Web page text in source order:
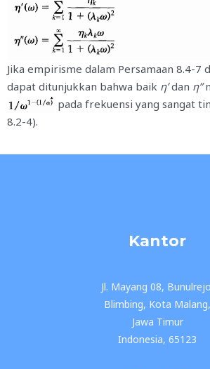
Jika empirisme dalam Persamaan 8.4-7
dapat ditunjukkan bahwa baik η’dan η”
pada frekuensi yang sangat
8.2-4).
Kantor
Jl. Mayang 08,
Blimbing, Kota Malang,
Jawa Timur
Indonesia, 65123